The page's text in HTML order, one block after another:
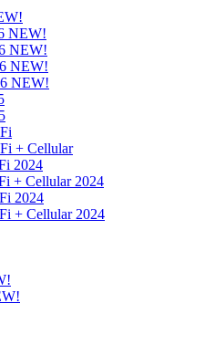
NEW!
NEW!
NEW!
NEW!
+ Cellular
2024
+ Cellular 2024
2024
+ Cellular 2024